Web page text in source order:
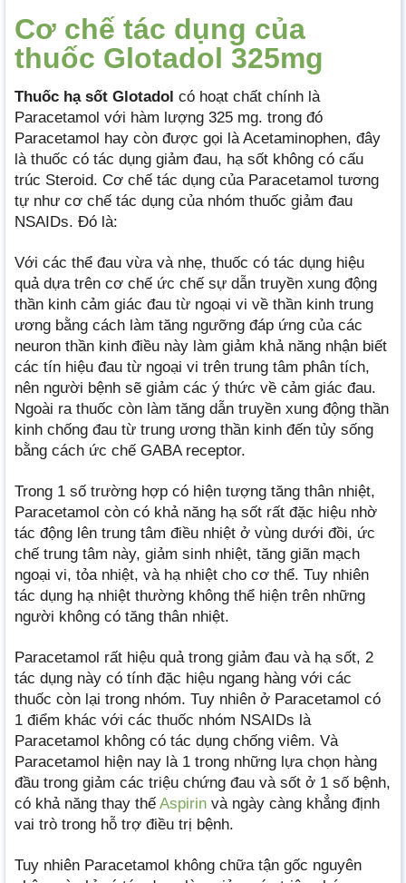
Cơ chế tác dụng của
thuốc Glotadol 325mg
Thuốc hạ sốt Glotadol có hoạt chất chính là
Paracetamol với hàm lượng 325 mg. trong đó
Paracetamol hay còn được gọi là Acetaminophen, đây
là thuốc có tác dụng giảm đau, hạ sốt không có cấu
trúc Steroid. Cơ chế tác dụng của Paracetamol tương
tự như cơ chế tác dụng của nhóm thuốc giảm đau
NSAIDs. Đó là:
Với các thể đau vừa và nhẹ, thuốc có tác dụng hiệu
quả dựa trên cơ chế ức chế sự dẫn truyền xung động
thần kinh cảm giác đau từ ngoại vi về thần kinh trung
ương bằng cách làm tăng ngưỡng đáp ứng của các
neuron thần kinh điều này làm giảm khả năng nhận biết
các tín hiệu đau từ ngoại vi trên trung tâm phân tích,
nên người bệnh sẽ giảm các ý thức về cảm giác đau.
Ngoài ra thuốc còn làm tăng dẫn truyền xung động thần
kinh chống đau từ trung ương thần kinh đến tủy sống
bằng cách ức chế GABA receptor.
Trong 1 số trường hợp có hiện tượng tăng thân nhiệt,
Paracetamol còn có khả năng hạ sốt rất đặc hiệu nhờ
tác động lên trung tâm điều nhiệt ở vùng dưới đồi, ức
chế trung tâm này, giảm sinh nhiệt, tăng giãn mạch
ngoại vi, tỏa nhiệt, và hạ nhiệt cho cơ thể. Tuy nhiên
tác dụng hạ nhiệt thường không thể hiện trên những
người không có tăng thân nhiệt.
Paracetamol rất hiệu quả trong giảm đau và hạ sốt, 2
tác dụng này có tính đặc hiệu ngang hàng với các
thuốc còn lại trong nhóm. Tuy nhiên ở Paracetamol có
1 điểm khác với các thuốc nhóm NSAIDs là
Paracetamol không có tác dụng chống viêm. Và
Paracetamol hiện nay là 1 trong những lựa chọn hàng
đầu trong giảm các triệu chứng đau và sốt ở 1 số bệnh,
có khả năng thay thế Aspirin và ngày càng khẳng định
vai trò trong hỗ trợ điều trị bệnh.
Tuy nhiên Paracetamol không chữa tận gốc nguyên